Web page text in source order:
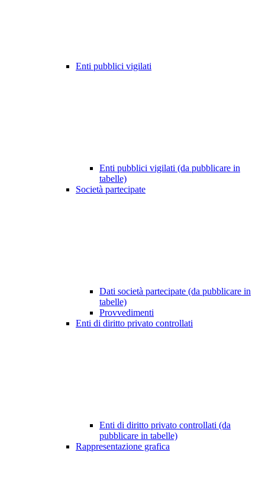
Enti pubblici vigilati
Enti pubblici vigilati (da pubblicare in
tabelle)
Società partecipate
Dati società partecipate (da pubblicare in
tabelle)
Provvedimenti
Enti di diritto privato controllati
Enti di diritto privato controllati (da
pubblicare in tabelle)
Rappresentazione grafica